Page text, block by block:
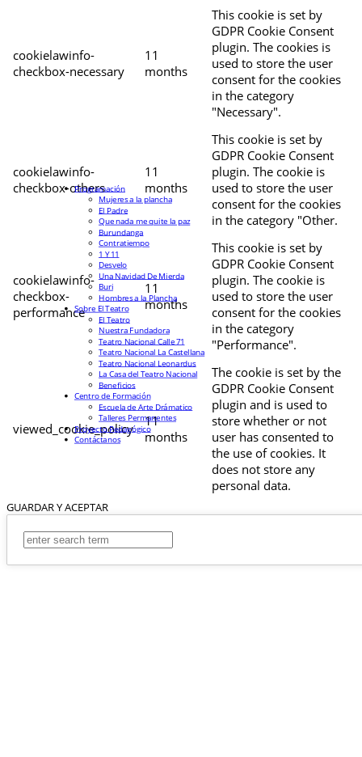
cookielawinfo-
checkbox-necessary
11
months
This cookie is set by
GDPR Cookie Consent
plugin. The cookies is
used to store the user
consent for the cookies
in the category
"Necessary".
cookielawinfo-
checkbox-others
11
months
This cookie is set by
GDPR Cookie Consent
plugin. The cookie is
used to store the user
consent for the cookies
in the category "Other.
cookielawinfo-
checkbox-
performance
11
months
This cookie is set by
GDPR Cookie Consent
plugin. The cookie is
used to store the user
consent for the cookies
in the category
"Performance".
viewed_cookie_policy
11
months
The cookie is set by the
GDPR Cookie Consent
plugin and is used to
store whether or not
user has consented to
the use of cookies. It
does not store any
personal data.
GUARDAR Y ACEPTAR
Programación
Mujeres a la plancha
El Padre
Que nada me quite la paz
Burundanga
Contratiempo
1 Y 11
Desvelo
Una Navidad De Mierda
Buri
Hombres a la Plancha
Sobre El Teatro
El Teatro
Nuestra Fundadora
Teatro Nacional Calle 71
Teatro Nacional La Castellana
Teatro Nacional Leonardus
La Casa del Teatro Nacional
Beneficios
Centro de Formación
Escuela de Arte Drámatico
Talleres Permanentes
Proyecto Pedagógico
Contáctanos